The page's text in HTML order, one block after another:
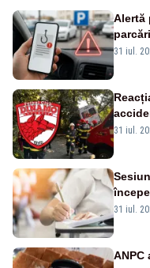
Alertă
noi
31 iul.
ului
31 iul.
orale
31 iul.
ANPC